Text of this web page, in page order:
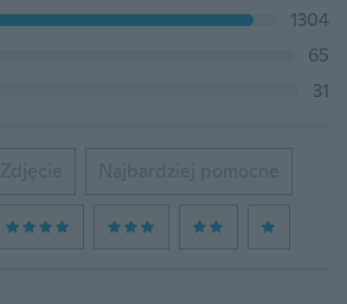
1304
65
31
Zdjęcie Najbardziej pomocne